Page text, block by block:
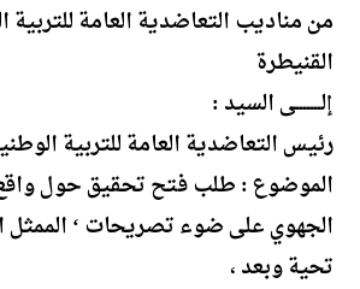
من مناديب التعاضدية العامة للتربية
القنيطرة
إلـــــــى السيد :
رئيس التعاضدية العامة للتربية
الموضوع : طلب فتح تحقيق حول
الجهوي على ضوء تصريحات ‘ الممثل
تحیة وبعد ،